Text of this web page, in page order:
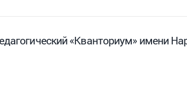
«Кванториум» имени